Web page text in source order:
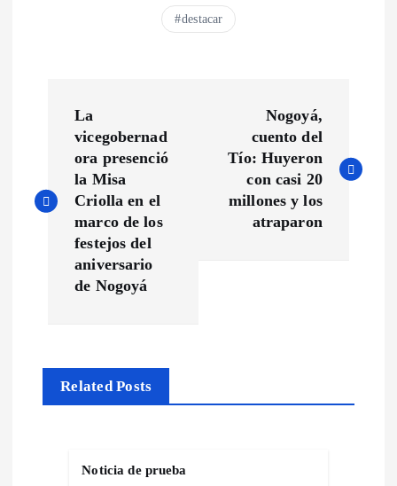
destacar
v
c
La
vicegobernad
ora presenció
la Misa
Criolla en el
marco de los
festejos del
aniversario
de Nogoyá
Nogoyá,
cuento del
Tío: Huyeron
con casi 20
millones y los
atraparon
Related Posts
Noticia de prueba